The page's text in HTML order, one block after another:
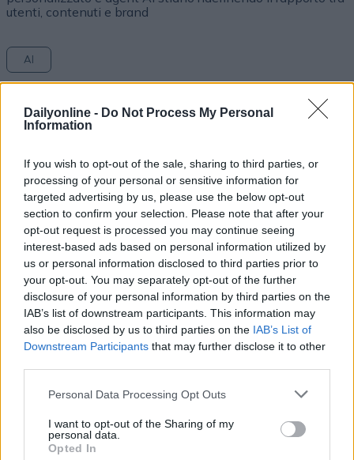
Dailyonline - Do Not Process My Personal
Information
If you wish to opt-out of the sale, sharing to third parties, or
processing of your personal or sensitive information for
targeted advertising by us, please use the below opt-out
section to confirm your selection. Please note that after your
opt-out request is processed you may continue seeing
interest-based ads based on personal information utilized by
us or personal information disclosed to third parties prior to
your opt-out. You may separately opt-out of the further
disclosure of your personal information by third parties on the
IAB’s list of downstream participants. This information may
also be disclosed by us to third parties on the IAB’s List of
Downstream Participants that may further disclose it to other
Personal Data Processing Opt Outs
I want to opt-out of the Sharing of my
personal data.
Opted In
utenti, contenuti e brand
AI
PUNTATA
Redazione 01/04/2022
Le evoluzioni dell'adv
video online
PUNTATA
Redazione 30/03/2022
Incontro con MOCA
interactive
Resta connesso